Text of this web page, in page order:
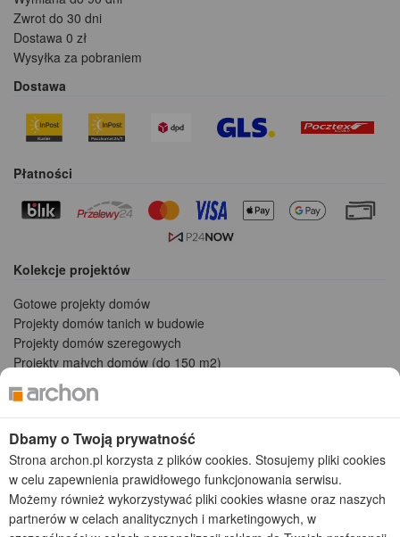
Zwrot do 30 dni
Dostawa 0 zł
Wysyłka za pobraniem
Dostawa
Płatności
Kolekcje projektów
Gotowe projekty domów
Projekty domów tanich w budowie
Projekty domów szeregowych
Projekty małych domów (do 150 m2)
Projekty domów wielorodzinnych
Projekty domów bliźniaczych
Projekty domów nowoczesnych
Projekty domów parterowych
2026 © ARCHON+ Biuro Projektów - Tradycyjne i nowoczesne gotowe
projekty domów - autorska pracownia architektoniczna założona w 1990r.
przez arch. Barbarę Mendel
Z uwagi na ciągłe doskonalenie procesu powstawania projektów (zgodnie z
Dbamy o Twoją prywatność
Strona archon.pl korzysta z plików cookies. Stosujemy pliki cookies
w celu zapewnienia prawidłowego funkcjonowania serwisu.
Możemy również wykorzystywać pliki cookies własne oraz naszych
partnerów w celach analitycznych i marketingowych, w